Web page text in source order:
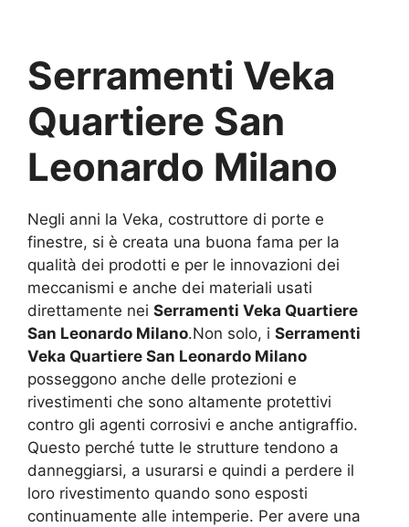
Serramenti Veka
Quartiere San
Leonardo Milano
Negli anni la Veka, costruttore di porte e
finestre, si è creata una buona fama per la
qualità dei prodotti e per le innovazioni dei
meccanismi e anche dei materiali usati
direttamente nei Serramenti Veka Quartiere
San Leonardo Milano.Non solo, i Serramenti
Veka Quartiere San Leonardo Milano
posseggono anche delle protezioni e
rivestimenti che sono altamente protettivi
contro gli agenti corrosivi e anche antigraffio.
Questo perché tutte le strutture tendono a
danneggiarsi, a usurarsi e quindi a perdere il
loro rivestimento quando sono esposti
continuamente alle intemperie. Per avere una